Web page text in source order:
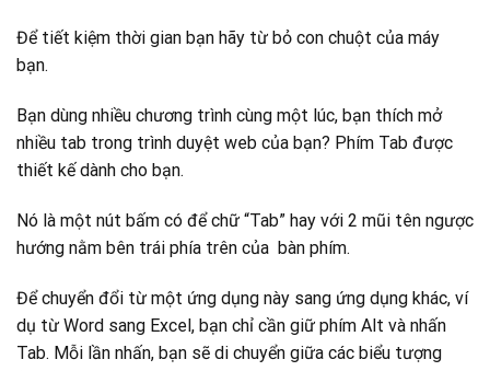
Để tiết kiệm thời gian bạn hãy từ bỏ con chuột của máy
bạn.
Bạn dùng nhiều chương trình cùng một lúc, bạn thích mở
nhiều tab trong trình duyệt web của bạn? Phím Tab được
thiết kế dành cho bạn.
Nó là một nút bấm có để chữ “Tab” hay với 2 mũi tên ngược
hướng nằm bên trái phía trên của bàn phím.
Để chuyển đổi từ một ứng dụng này sang ứng dụng khác, ví
dụ từ Word sang Excel, bạn chỉ cần giữ phím Alt và nhấn
Tab. Mỗi lần nhấn, bạn sẽ di chuyển giữa các biểu tượng